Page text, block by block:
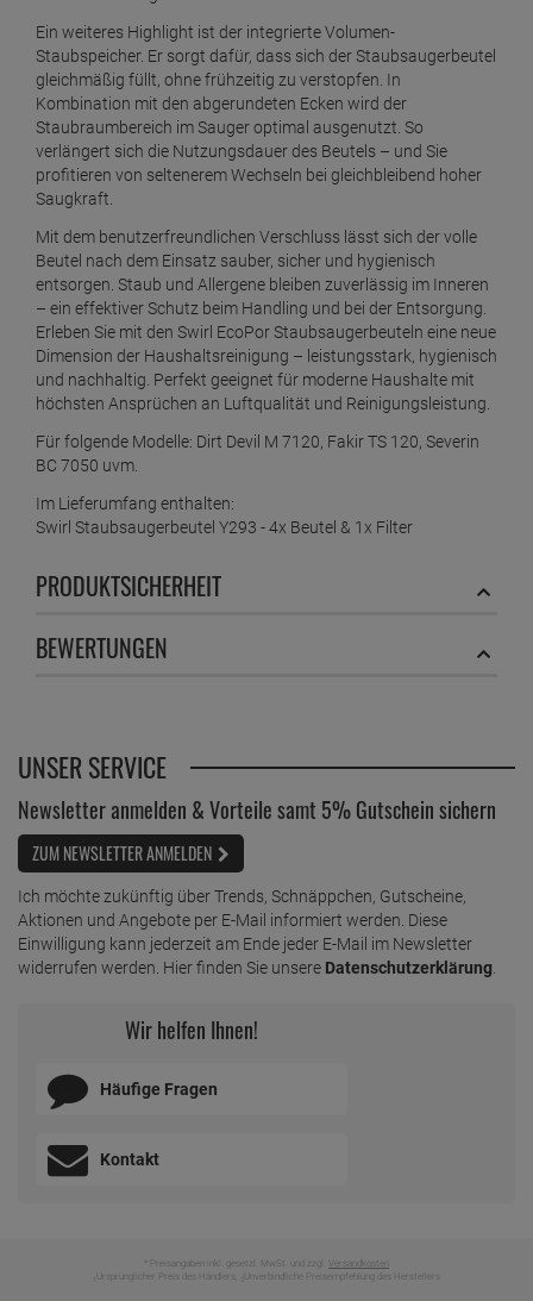
Ein weiteres Highlight ist der integrierte Volumen-
Staubspeicher. Er sorgt dafür, dass sich der Staubsaugerbeutel
gleichmäßig füllt, ohne frühzeitig zu verstopfen. In
Kombination mit den abgerundeten Ecken wird der
Staubraumbereich im Sauger optimal ausgenutzt. So
verlängert sich die Nutzungsdauer des Beutels – und Sie
profitieren von seltenerem Wechseln bei gleichbleibend hoher
Saugkraft.
Mit dem benutzerfreundlichen Verschluss lässt sich der volle
Beutel nach dem Einsatz sauber, sicher und hygienisch
entsorgen. Staub und Allergene bleiben zuverlässig im Inneren
– ein effektiver Schutz beim Handling und bei der Entsorgung.
Erleben Sie mit den Swirl EcoPor Staubsaugerbeuteln eine neue
Dimension der Haushaltsreinigung – leistungsstark, hygienisch
und nachhaltig. Perfekt geeignet für moderne Haushalte mit
höchsten Ansprüchen an Luftqualität und Reinigungsleistung.
Für folgende Modelle: Dirt Devil M 7120, Fakir TS 120, Severin
BC 7050 uvm.
Im Lieferumfang enthalten:
Swirl Staubsaugerbeutel Y293 - 4x Beutel & 1x Filter
PRODUKTSICHERHEIT
BEWERTUNGEN
UNSER SERVICE
Newsletter anmelden & Vorteile samt 5% Gutschein sichern
ZUM NEWSLETTER ANMELDEN
Ich möchte zukünftig über Trends, Schnäppchen, Gutscheine,
Aktionen und Angebote per E-Mail informiert werden. Diese
Einwilligung kann jederzeit am Ende jeder E-Mail im Newsletter
widerrufen werden. Hier finden Sie unsere Datenschutzerklärung
Wir helfen Ihnen!
Häufige Fragen
Kontakt
* Preisangaben inkl. gesetzl. MwSt. und zzgl. Versandkosten
Ursprünglicher Preis des Händlers, Unverbindliche Preisempfehlung des Herstellers